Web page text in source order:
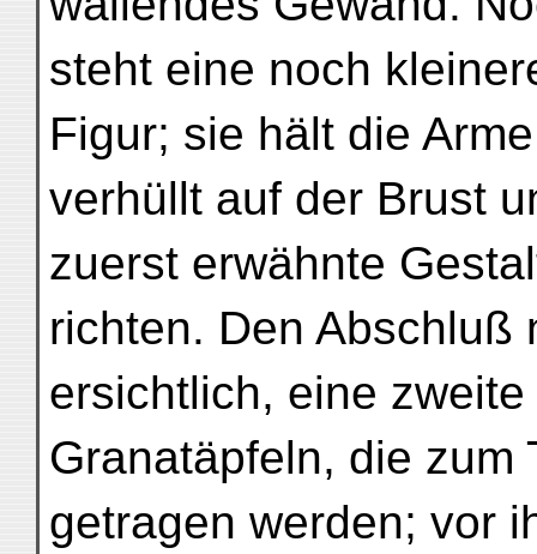
steht eine noch
Figur; sie hält die
verhüllt auf der Brust
zuerst erwähnte
richten. Den Abschluß
ersichtlich, eine
Granatäpfeln, die zum
getragen werden; vor